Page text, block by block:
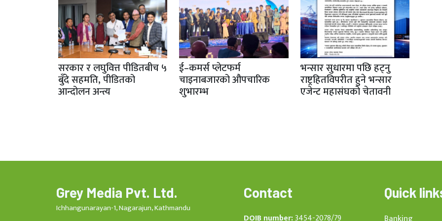
सरकार र लघुवित्त पीडितबीच ५
बुँदे सहमति, पीडितको
आन्दोलन अन्त्य
ई–कमर्स प्लेटफर्म
चाइनाबजारको औपचारिक
शुभारम्भ
भन्सार सुधारमा पछि हट्नु
राष्ट्रहितविपरीत हुने भन्सार
एजेन्ट महासंघको चेतावनी
Grey Media Pvt. Ltd.
Ichhangunarayan-1, Nagarajun, Kathmandu
Contact
DOIB number:3454-2078/79
Quick